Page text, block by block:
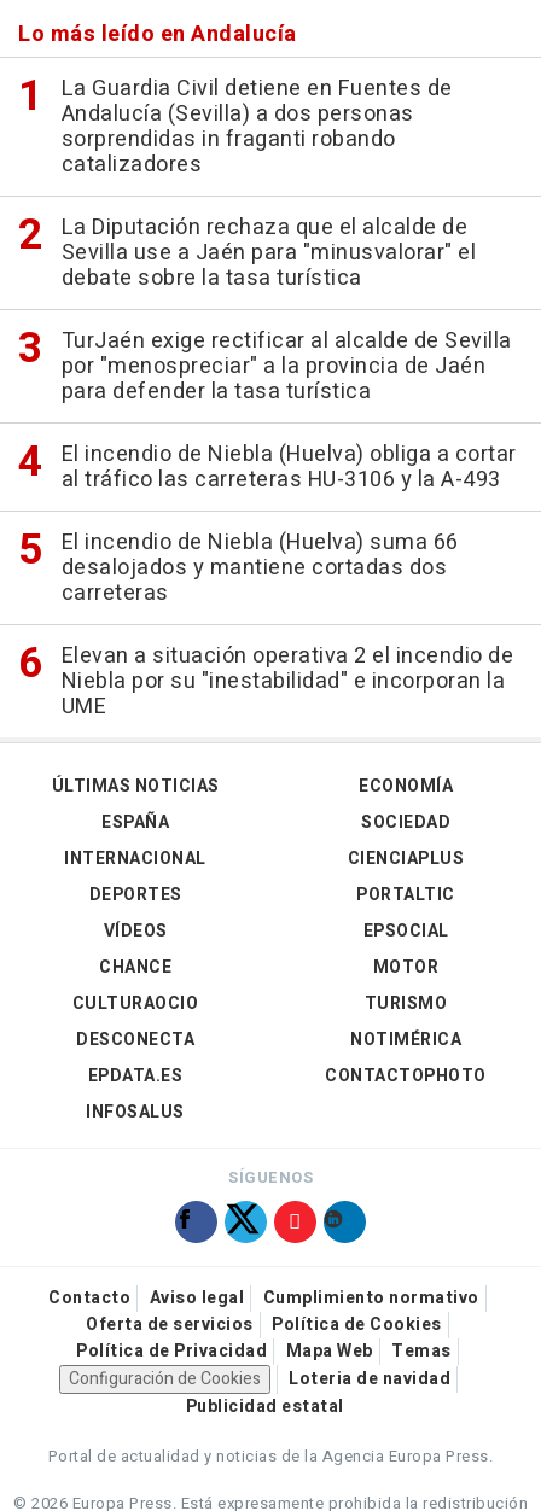
Lo más leído en Andalucía
La Guardia Civil detiene en Fuentes de
Andalucía (Sevilla) a dos personas
sorprendidas in fraganti robando
catalizadores
La Diputación rechaza que el alcalde de
Sevilla use a Jaén para "minusvalorar" el
debate sobre la tasa turística
TurJaén exige rectificar al alcalde de Sevilla
por "menospreciar" a la provincia de Jaén
para defender la tasa turística
El incendio de Niebla (Huelva) obliga a cortar
al tráfico las carreteras HU-3106 y la A-493
El incendio de Niebla (Huelva) suma 66
desalojados y mantiene cortadas dos
carreteras
Elevan a situación operativa 2 el incendio de
Niebla por su "inestabilidad" e incorporan la
UME
ÚLTIMAS NOTICIAS
ESPAÑA
INTERNACIONAL
DEPORTES
VÍDEOS
ECONOMÍA
SOCIEDAD
CIENCIAPLUS
PORTALTIC
EPSOCIAL
CHANCE
CULTURAOCIO
DESCONECTA
EPDATA.ES
INFOSALUS
MOTOR
TURISMO
NOTIMÉRICA
CONTACTOPHOTO
SÍGUENOS
Contacto Aviso legal
Cumplimiento normativo
Oferta de servicios
Política de Cookies
Política de Privacidad
Mapa Web
Temas
Configuración de Cookies
Loteria de navidad
Publicidad estatal
Portal de actualidad y noticias de la Agencia Europa Press.
© 2026 Europa Press. Está expresamente prohibida la redistribución